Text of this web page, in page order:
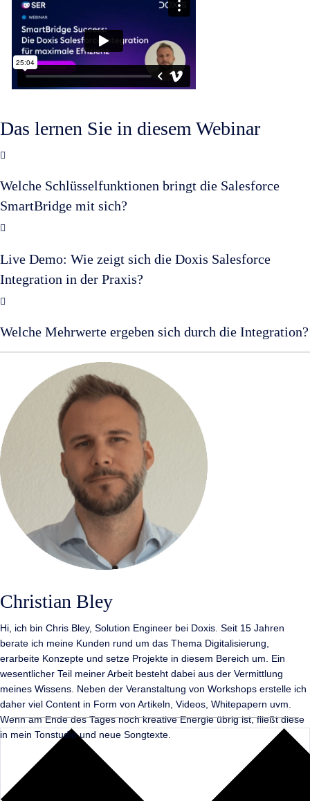
Das lernen Sie in diesem Webinar
Welche Schlüsselfunktionen bringt die Salesforce
SmartBridge mit sich?
Live Demo: Wie zeigt sich die Doxis Salesforce
Integration in der Praxis?
Welche Mehrwerte ergeben sich durch die Integration?
Christian Bley
Hi, ich bin Chris Bley, Solution Engineer bei Doxis. Seit 15 Jahren
berate ich meine Kunden rund um das Thema Digitalisierung,
erarbeite Konzepte und setze Projekte in diesem Bereich um. Ein
wesentlicher Teil meiner Arbeit besteht dabei aus der Vermittlung
meines Wissens. Neben der Veranstaltung von Workshops erstelle ich
daher viel Content in Form von Artikeln, Videos, Whitepapern uvm.
Wenn am Ende des Tages noch kreative Energie übrig ist, fließt diese
in mein Tonstudio und neue Songtexte.